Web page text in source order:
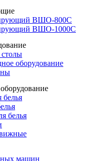
ВШО-800С
ВШО-1000С
оборудование
белья
белья
машин